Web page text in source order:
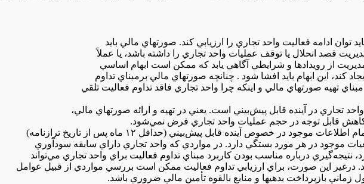
قصد انحلال‌ يا توقف‌ عمليات‌ واحد تجاري‌ را داشته‌ باشد، يا عملاً
از رويدادها و شرايطي‌ آگاهي‌ يابد كه‌ ممكن‌ است‌ ابهام‌ اساسي‌
كند، اين‌ ابهام‌ بايد افشا شود . چنانچه‌ صورتهاي‌ مالي‌ برمبناي‌ تداوم‌
مبناي‌ تهيه‌ صورتهاي‌ مالي‌ و اينكه‌ چرا واحد تجاري‌ فاقد تداوم‌ فعاليت‌ تلقي
كاهش‌ قابل توجه‌ در حجم‌ عمليات‌ واحد تجاري‌ فرض‌ نمي‌شود.
موجود در هر مورد بستگي‌ دارد. در مواردي‌ كه‌ واحد تجاري‌ داراي‌ سابقه‌ سودآوري‌
نتيجه‌گيري‌ درباره‌ مناسب‌ بودن‌ كاربرد مبناي‌ تداوم‌ فعاليت‌ براي‌ واحد تجاري‌ مي‌تواند
درغير اين‌ صورت‌، براي‌ ارزيابي‌ تداوم‌ فعاليت‌ ممكن‌ است‌ بررسي‌ مواردي‌ از قبيل‌ عوامل‌
زماني‌ بازپرداخت‌ بدهيها و منابع‌ بالقوه‌ تأمين‌ مالي‌ ضروري‌ باشد.